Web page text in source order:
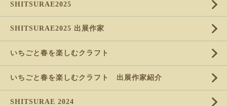
SHITSURAE2025
SHITSURAE2025 出展作家
いちごと春を楽しむクラフト
いちごと春を楽しむクラフト 出展作家紹介
SHITSURAE 2024